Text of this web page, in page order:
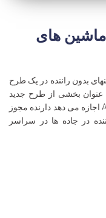
های
بدون راننده در یک طرح
عنوان بخشی از طرح جدید
خودکار رانندگی ویکتوریا (ADS) صادر شد. ADS اجازه می دهد دارنده مجوز
در جاده ها در سراسر